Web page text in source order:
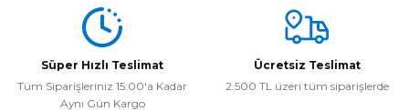
Süper Hızlı Teslimat
Tüm Siparişleriniz 15:00'a Kadar
Aynı Gün Kargo
Ücretsiz Teslimat
2.500 TL üzeri tüm siparişlerde